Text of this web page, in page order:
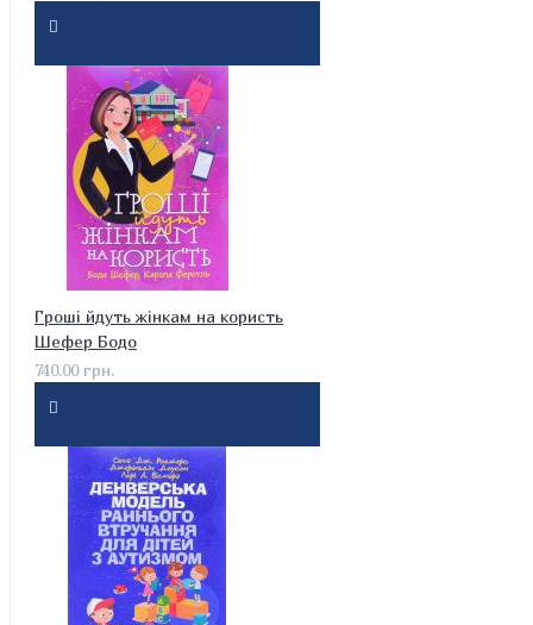
Гроші йдуть жінкам на користь
Шефер Бодо
740.00 грн.